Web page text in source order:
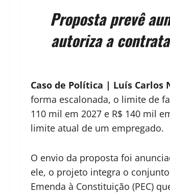
Proposta prevê
autoriza a
Caso de Política | Luís Carlos
forma escalonada, o limite de
110 mil em 2027 e R$ 140 mil
limite atual de um empregado.
O envio da proposta foi
ele, o projeto integra o
Emenda à Constituição (PEC)